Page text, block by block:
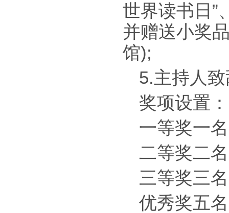
世界读书日”
并赠送小奖
馆);
5.主持人
奖项设置：
一等奖一
二等奖二
三等奖三
优秀奖五